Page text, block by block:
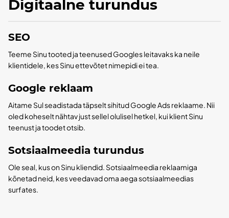
Digitaalne turundus
SEO
Teeme Sinu tooted ja teenused Googles leitavaks ka neile
klientidele, kes Sinu ettevõtet nimepidi ei tea.
Google reklaam
Aitame Sul seadistada täpselt sihitud Google Ads reklaame. Nii
oled koheselt nähtav just sellel olulisel hetkel, kui klient Sinu
teenust ja toodet otsib.
Sotsiaalmeedia turundus
Ole seal, kus on Sinu kliendid. Sotsiaalmeedia reklaamiga
kõnetad neid, kes veedavad oma aega sotsiaalmeedias
surfates.